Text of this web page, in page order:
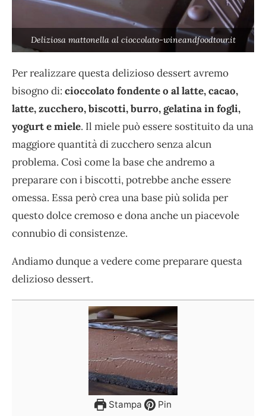
Deliziosa mattonella al cioccolato-wineandfoodtour.it
Per realizzare questa delizioso dessert avremo
bisogno di: cioccolato fondente o al latte, cacao,
latte, zucchero, biscotti, burro, gelatina in fogli,
yogurt e miele. Il miele può essere sostituito da una
maggiore quantità di zucchero senza alcun
problema. Così come la base che andremo a
preparare con i biscotti, potrebbe anche essere
omessa. Essa però crea una base più solida per
questo dolce cremoso e dona anche un piacevole
connubio di consistenze.
Andiamo dunque a vedere come preparare questa
delizioso dessert.
Stampa Pin